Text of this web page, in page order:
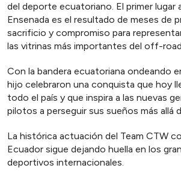
del deporte ecuatoriano. El primer lugar
Ensenada es el resultado de meses de
sacrificio y compromiso para
las vitrinas más importantes del off-
Con la bandera ecuatoriana ondeando
hijo celebraron una conquista que hoy
todo el país y que inspira a las nuevas
pilotos a perseguir sus sueños más allá
La histórica actuación del Team CTW
Ecuador sigue dejando huella en los
deportivos internacionales.